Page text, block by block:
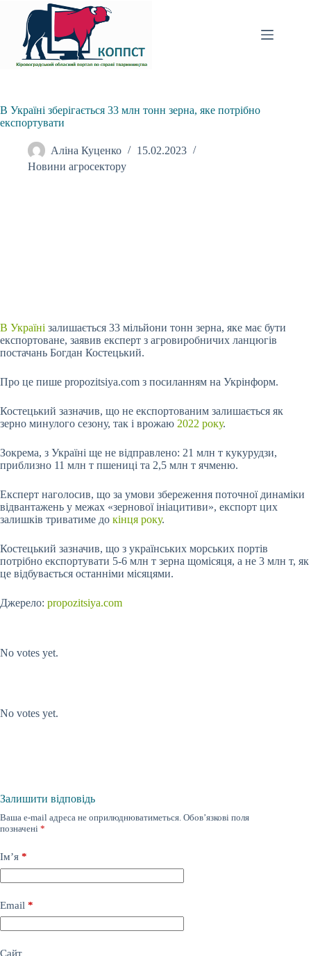
вмісту
В Україні зберігається 33 млн тонн зерна, яке потрібно
експортувати
Аліна Куценко
15.02.2023
Новини агросектору
В Україні залишається 33 мільйони тонн зерна, яке має бути
експортоване, заявив експерт з агровиробничих ланцюгів
постачань Богдан Костецький.
Про це пише propozitsiya.com з посиланням на Укрінформ.
Костецький зазначив, що не експортованим залишається як
зерно минулого сезону, так і врожаю 2022 року.
Зокрема, з Україні ще не відправлено: 21 млн т кукурудзи,
приблизно 11 млн т пшениці та 2,5 млн т ячменю.
Експерт наголосив, що за умови збереження поточної динаміки
відвантажень у межах «зернової ініацитиви», експорт цих
залишків триватиме до кінця року.
Костецький зазначив, що з українських морських портів
потрібно експортувати 5-6 млн т зерна щомісяця, а не 3 млн т, як
це відбувається останніми місяцями.
Джерело: propozitsiya.com
No votes yet.
No votes yet.
Залишити відповідь
Ваша e-mail адреса не оприлюднюватиметься. Обов’язкові поля
позначені *
Ім’я *
Email *
Сайт